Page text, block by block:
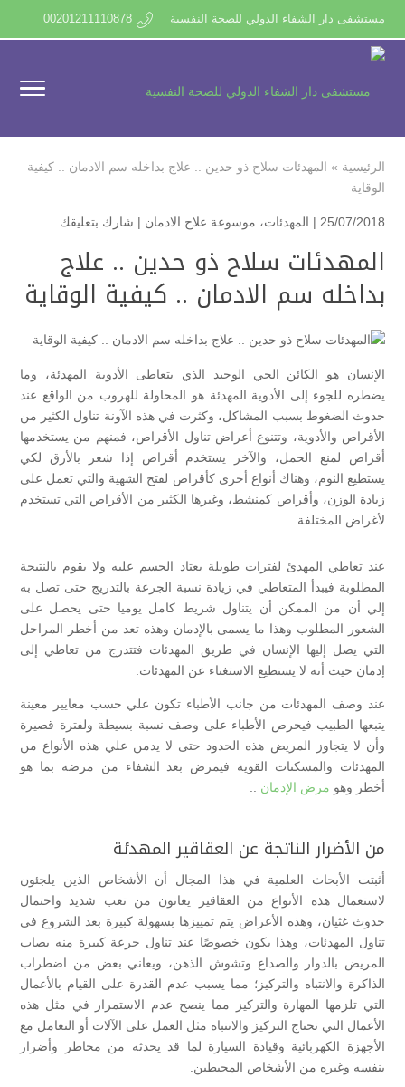
مستشفى دار الشفاء الدولي للصحة النفسية 00201211110878
الرئيسية » المهدئات سلاح ذو حدين .. علاج بداخله سم الادمان .. كيفية
الوقاية
25/07/2018 | المهدئات، موسوعة علاج الادمان | شارك بتعليقك
المهدئات سلاح ذو حدين .. علاج
بداخله سم الادمان .. كيفية الوقاية
الإنسان هو الكائن الحي الوحيد الذي يتعاطى الأدوية المهدئة، وما
يضطره للجوء إلى الأدوية المهدئة هو المحاولة للهروب من الواقع عند
حدوث الضغوط بسبب المشاكل، وكثرت في هذه الآونة تناول الكثير من
الأقراص والأدوية، وتتنوع أعراض تناول الأقراص، فمنهم من يستخدمها
أقراص لمنع الحمل، والآخر يستخدم أقراص إذا شعر بالأرق لكي
يستطيع النوم، وهناك أنواع أخرى كأقراص لفتح الشهية والتي تعمل على
زيادة الوزن، وأقراص كمنشط، وغيرها الكثير من الأقراص التي تستخدم
لأغراض المختلفة.
عند تعاطي المهدئ لفترات طويلة يعتاد الجسم عليه ولا يقوم بالنتيجة
المطلوبة فيبدأ المتعاطي في زيادة نسبة الجرعة بالتدريج حتى تصل به
إلي أن من الممكن أن يتناول شريط كامل يوميا حتى يحصل على
الشعور المطلوب وهذا ما يسمى بالإدمان وهذه تعد من أخطر المراحل
التي يصل إليها الإنسان في طريق المهدئات فتتدرج من تعاطي إلى
إدمان حيث أنه لا يستطيع الاستغناء عن المهدئات.
عند وصف المهدئات من جانب الأطباء تكون علي حسب معايير معينة
يتبعها الطبيب فيحرص الأطباء على وصف نسبة بسيطة ولفترة قصيرة
وأن لا يتجاوز المريض هذه الحدود حتى لا يدمن علي هذه الأنواع من
المهدئات والمسكنات القوية فيمرض بعد الشفاء من مرضه بما هو
أخطر وهو مرض الإدمان
من الأضرار الناتجة عن العقاقير المهدئة
أثبتت الأبحاث العلمية في هذا المجال أن الأشخاص الذين يلجئون
لاستعمال هذه الأنواع من العقاقير يعانون من تعب شديد واحتمال
حدوث غثيان، وهذه الأعراض يتم تمييزها بسهولة كبيرة بعد الشروع في
تناول المهدئات، وهذا يكون خصوصًا عند تناول جرعة كبيرة منه يصاب
المريض بالدوار والصداع وتشوش الذهن، ويعاني بعض من اضطراب
الذاكرة والانتباه والتركيز؛ مما يسبب عدم القدرة على القيام بالأعمال
التي تلزمها المهارة والتركيز مما ينصح عدم الاستمرار في مثل هذه
الأعمال التي تحتاج التركيز والانتباه مثل العمل على الآلات أو التعامل مع
الأجهزة الكهربائية وقيادة السيارة لما قد يحدثه من مخاطر وأضرار
بنفسه وغيره من الأشخاص المحيطين.